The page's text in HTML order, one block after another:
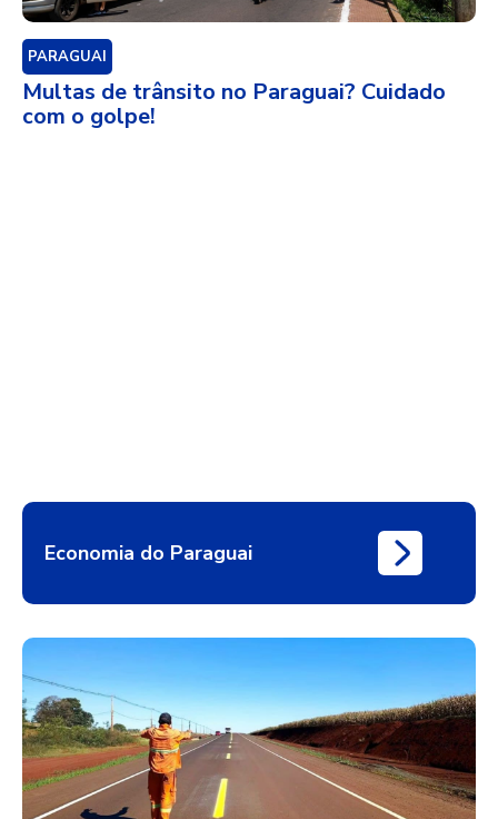
PARAGUAI
Multas de trânsito no Paraguai? Cuidado
com o golpe!
Economia do Paraguai